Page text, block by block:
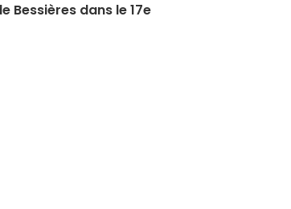
Bessières dans le 17e